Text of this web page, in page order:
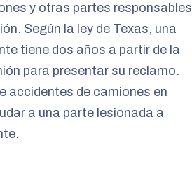
y otras partes responsables
Según la ley de Texas, una
tiene dos años a partir de la
para presentar su reclamo.
accidentes de camiones en
a una parte lesionada a